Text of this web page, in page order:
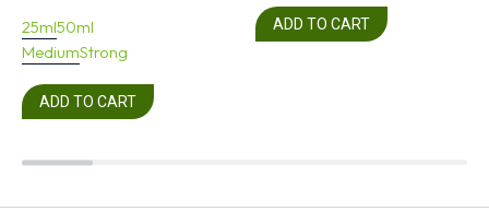
25ml50ml
MediumStrong
ADD TO CART
ADD TO CART